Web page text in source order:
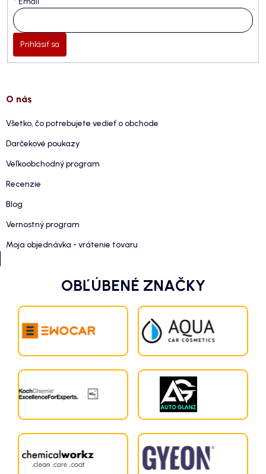
Prihlásiť sa
O nás
Všetko, čo potrebujete vedieť o obchode
Darčekové poukazy
Veľkoobchodný program
Recenzie
Blog
Vernostný program
Moja objednávka - vrátenie tovaru
OBĽÚBENÉ ZNAČKY